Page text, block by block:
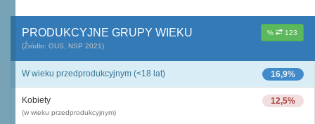
% 123
PRODUKCYJNE GRUPY WIEKU
(Źródło: GUS, NSP 2021)
16,9%
W wieku przedprodukcyjnym (<18 lat)
12,5%
Kobiety
(w wieku przedprodukcyjnym)